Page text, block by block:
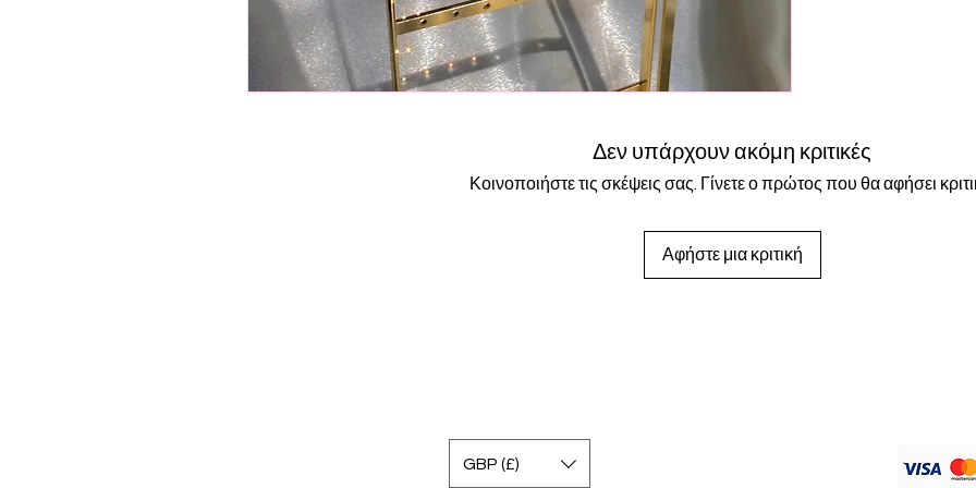
Δεν υπάρχουν ακόμη κριτικές
Κοινοποιήστε τις σκέψεις σας. Γίνετε ο πρώτος που θα αφήσει
Αφήστε μια κριτική
GBP (£)